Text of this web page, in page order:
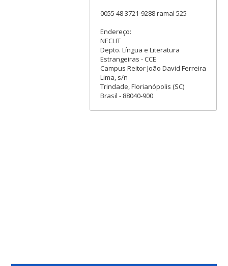
0055 48 3721-9288 ramal 525
Endereço:
NECLIT
Depto. Língua e Literatura
Estrangeiras - CCE
Campus Reitor João David Ferreira
Lima, s/n
Trindade, Florianópolis (SC)
Brasil - 88040-900